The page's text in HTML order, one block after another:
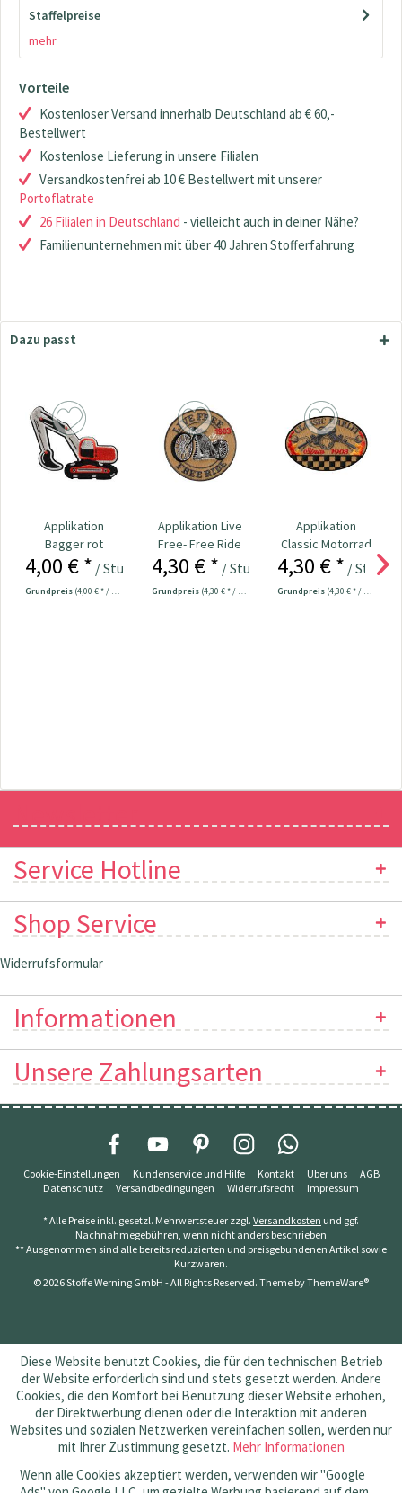
Staffelpreise
mehr
Vorteile
Kostenloser Versand innerhalb Deutschland ab € 60,-
Bestellwert
Kostenlose Lieferung in unsere Filialen
Versandkostenfrei ab 10 € Bestellwert mit unserer
Portoflatrate
26 Filialen in Deutschland - vielleicht auch in deiner Nähe?
Familienunternehmen mit über 40 Jahren Stofferfahrung
Dazu passt
Applikation
Bagger rot
4,00 € * / Stück
Grundpreis (4,00 € * / 1 Stück)
Applikation Live
Free- Free Ride
4,30 € * / Stück
Grundpreis (4,30 € * / 1 Stück)
Applikation
Classic Motorrad
4,30 € * / Stück
Grundpreis (4,30 € * / 1 Stück)
Service Hotline
Shop Service
Widerrufsformular
Informationen
Unsere Zahlungsarten
Cookie-Einstellungen Kundenservice und Hilfe Kontakt Über uns
AGB
Datenschutz
Versandbedingungen Widerrufsrecht Impressum
* Alle Preise inkl. gesetzl. Mehrwertsteuer zzgl. Versandkosten und ggf.
Nachnahmegebühren, wenn nicht anders beschrieben
** Ausgenommen sind alle bereits reduzierten und preisgebundenen Artikel sowie
Kurzwaren.
© 2026 Stoffe Werning GmbH - All Rights Reserved. Theme byThemeWare®
Diese Website benutzt Cookies, die für den technischen Betrieb
der Website erforderlich sind und stets gesetzt werden. Andere
Cookies, die den Komfort bei Benutzung dieser Website erhöhen,
der Direktwerbung dienen oder die Interaktion mit anderen
Websites und sozialen Netzwerken vereinfachen sollen, werden nur
mit Ihrer Zustimmung gesetzt. Mehr Informationen
Wenn alle Cookies akzeptiert werden, verwenden wir "Google